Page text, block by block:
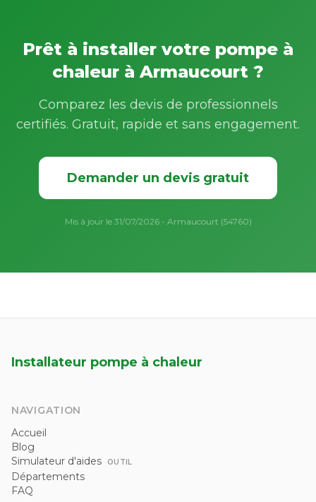
Prêt à installer votre pompe à
chaleur à Armaucourt ?
Comparez les devis de professionnels
certifiés. Gratuit, rapide et sans engagement.
Demander un devis gratuit
Mis à jour le 31/07/2026 - Armaucourt (54760)
Installateur pompe à chaleur
NAVIGATION
Accueil
Blog
Simulateur d'aides
OUTIL
Départements
FAQ